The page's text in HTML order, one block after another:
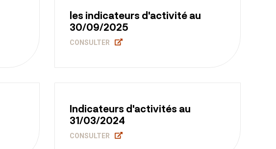
les indicateurs d'activité au
30/09/2025
CONSULTER
Indicateurs d'activités au
31/03/2024
CONSULTER